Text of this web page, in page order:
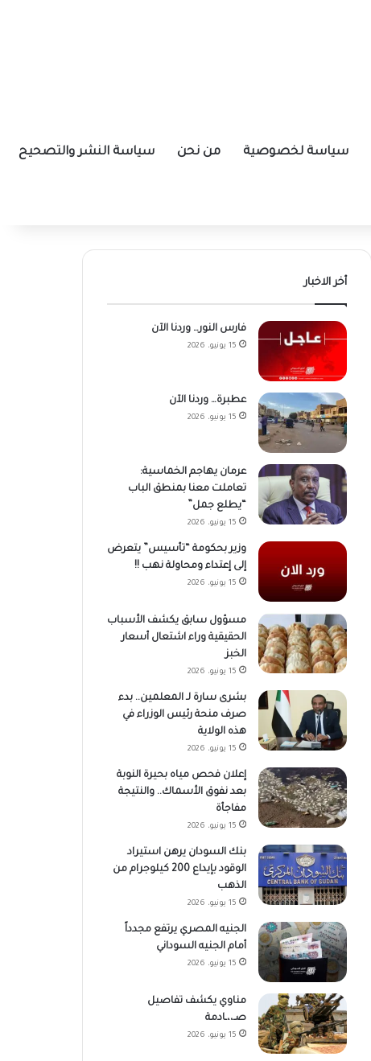
سياسة لخصوصية من نحن سياسة النشر والتصحيح
أخر الاخبار
فارس النور… وردنا الآن
15 يونيو، 2026
عطبرة… وردنا الآن
15 يونيو، 2026
عرمان يهاجم الخماسية:
تعاملت معنا بمنطق الباب
“يطلع جمل”
15 يونيو، 2026
وزير بحكومة “تأسيس” يتعرض
إلى إعتداء ومحاولة نهب !!
15 يونيو، 2026
مسؤول سابق يكشف الأسباب
الحقيقية وراء اشتعال أسعار
الخبز
15 يونيو، 2026
بشرى سارة لـ المعلمين.. بدء
صرف منحة رئيس الوزراء في
هذه الولاية
15 يونيو، 2026
إعلان فحص مياه بحيرة النوبة
بعد نفوق الأسماك.. والنتيجة
مفاجأة
15 يونيو، 2026
بنك السودان يرهن استيراد
الوقود بإيداع 200 كيلوجرام من
الذهب
15 يونيو، 2026
الجنيه المصري يرتفع مجدداً
أمام الجنيه السوداني
15 يونيو، 2026
مناوي يكشف تفاصيل
صـ،،ـادمة
15 يونيو، 2026